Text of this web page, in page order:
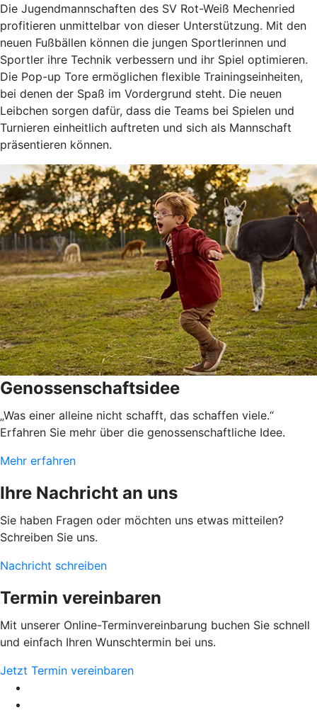
Die Jugendmannschaften des SV Rot-Weiß Mechenried
profitieren unmittelbar von dieser Unterstützung. Mit den
neuen Fußbällen können die jungen Sportlerinnen und
Sportler ihre Technik verbessern und ihr Spiel optimieren.
Die Pop-up Tore ermöglichen flexible Trainingseinheiten,
bei denen der Spaß im Vordergrund steht. Die neuen
Leibchen sorgen dafür, dass die Teams bei Spielen und
Turnieren einheitlich auftreten und sich als Mannschaft
präsentieren können.
Genossenschaftsidee
„Was einer alleine nicht schafft, das schaffen viele.“
Erfahren Sie mehr über die genossenschaftliche Idee.
Mehr erfahren
Ihre Nachricht an uns
Sie haben Fragen oder möchten uns etwas mitteilen?
Schreiben Sie uns.
Nachricht schreiben
Termin vereinbaren
Mit unserer Online-Terminvereinbarung buchen Sie schnell
und einfach Ihren Wunschtermin bei uns.
Jetzt Termin vereinbaren